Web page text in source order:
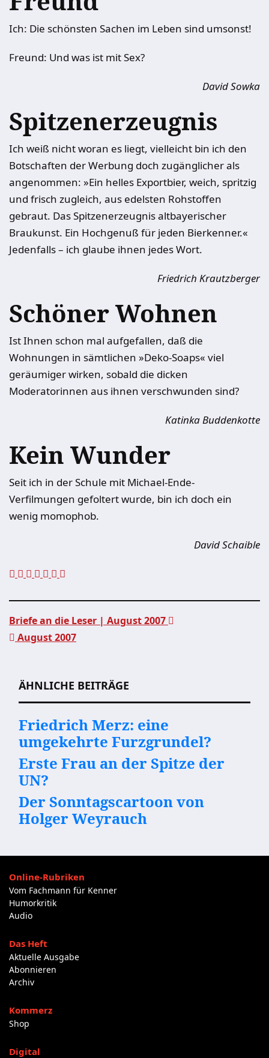
Ich: Die schönsten Sachen im Leben sind umsonst!
Freund: Und was ist mit Sex?
David Sowka
Spitzenerzeugnis
Ich weiß nicht woran es liegt, vielleicht bin ich den
Botschaften der Werbung doch zugänglicher als
angenommen: »Ein ­helles Exportbier, weich, spritzig
und frisch zugleich, aus edelsten Rohstoffen
gebraut. Das Spitzenerzeugnis altbayerischer
Braukunst. Ein Hochgenuß für jeden Bierkenner.«
Jedenfalls – ich glaube ihnen jedes Wort.
Friedrich Krautzberger
Schöner Wohnen
Ist Ihnen schon mal aufgefallen, daß die
Wohnungen in sämtlichen »Deko-Soaps« viel
geräumiger wirken, sobald die dicken
Moderatorinnen aus ihnen verschwunden sind?
Katinka Buddenkotte
Kein Wunder
Seit ich in der Schule mit Michael-Ende-
Verfilmungen gefoltert wurde, bin ich doch ein
wenig momophob.
David Schaible
Briefe an die Leser | August 2007
August 2007
ÄHNLICHE BEITRÄGE
Friedrich Merz: eine
umgekehrte Furzgrundel?
Erste Frau an der Spitze der
UN?
Der Sonntagscartoon von
Holger Weyrauch
Online-Rubriken
Vom Fachmann für Kenner
Humorkritik
Audio
Das Heft
Aktuelle Ausgabe
Abonnieren
Archiv
Kommerz
Shop
Digital